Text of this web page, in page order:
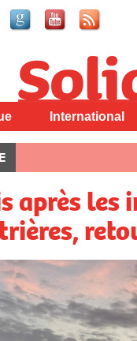
International
après les